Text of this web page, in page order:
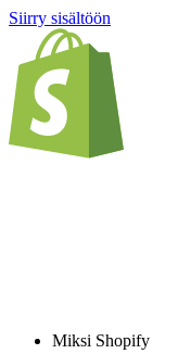
Siirry sisältöön
Miksi Shopify